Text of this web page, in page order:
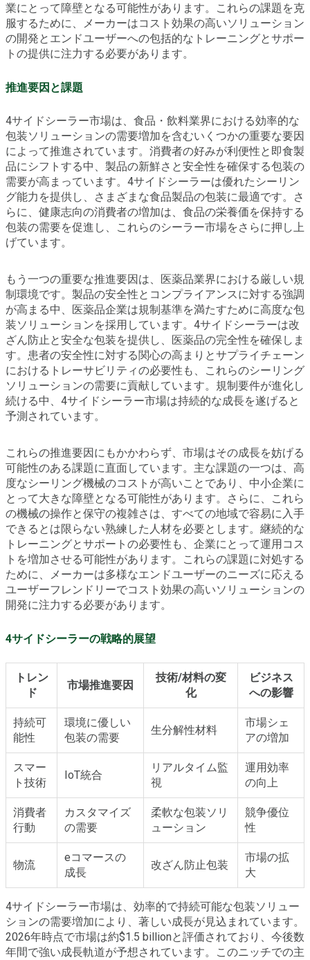
業にとって障壁となる可能性があります。これらの課題を克
服するために、メーカーはコスト効果の高いソリューション
の開発とエンドユーザーへの包括的なトレーニングとサポー
トの提供に注力する必要があります。
推進要因と課題
4サイドシーラー市場は、食品・飲料業界における効率的な
包装ソリューションの需要増加を含むいくつかの重要な要因
によって推進されています。消費者の好みが利便性と即食製
品にシフトする中、製品の新鮮さと安全性を確保する包装の
需要が高まっています。4サイドシーラーは優れたシーリン
グ能力を提供し、さまざまな食品製品の包装に最適です。さ
らに、健康志向の消費者の増加は、食品の栄養価を保持する
包装の需要を促進し、これらのシーラー市場をさらに押し上
げています。
もう一つの重要な推進要因は、医薬品業界における厳しい規
制環境です。製品の安全性とコンプライアンスに対する強調
が高まる中、医薬品企業は規制基準を満たすために高度な包
装ソリューションを採用しています。4サイドシーラーは改
ざん防止と安全な包装を提供し、医薬品の完全性を確保しま
す。患者の安全性に対する関心の高まりとサプライチェーン
におけるトレーサビリティの必要性も、これらのシーリング
ソリューションの需要に貢献しています。規制要件が進化し
続ける中、4サイドシーラー市場は持続的な成長を遂げると
予測されています。
これらの推進要因にもかかわらず、市場はその成長を妨げる
可能性のある課題に直面しています。主な課題の一つは、高
度なシーリング機械のコストが高いことであり、中小企業に
とって大きな障壁となる可能性があります。さらに、これら
の機械の操作と保守の複雑さは、すべての地域で容易に入手
できるとは限らない熟練した人材を必要とします。継続的な
トレーニングとサポートの必要性も、企業にとって運用コス
トを増加させる可能性があります。これらの課題に対処する
ために、メーカーは多様なエンドユーザーのニーズに応える
ユーザーフレンドリーでコスト効果の高いソリューションの
開発に注力する必要があります。
4サイドシーラーの戦略的展望
トレン
ド
市場推進要因
技術/材料の変
化
ビジネス
への影響
持続可
能性
環境に優しい
包装の需要
生分解性材料
市場シェ
アの増加
スマー
ト技術
IoT統合
リアルタイム監
視
運用効率
の向上
消費者
行動
カスタマイズ
の需要
柔軟な包装ソリ
ューション
競争優位
性
物流
eコマースの
成長
改ざん防止包装
市場の拡
大
4サイドシーラー市場は、効率的で持続可能な包装ソリュー
ションの需要増加により、著しい成長が見込まれています。
2026年時点で市場は約$1.5 billionと評価されており、今後数
年間で強い成長軌道が予想されています。このニッチでの主